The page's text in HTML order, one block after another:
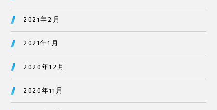
2021年2月
2021年1月
2020年12月
2020年11月